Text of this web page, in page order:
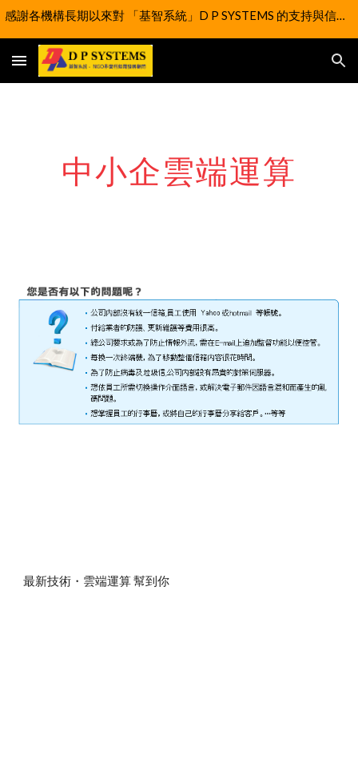
感謝各機構長期以來對 「基智系統」D P SYSTEMS 的支持與信任。我們謹此通知，為實現更大的社會價值，自 2025 年 4 月 1 日 起，「基智系統」D P SYSTEMS 的業務已正式移交至「扶學科技協進會有限公司」改為以社企型式延續營運。
中小企雲端運算
最新技術・雲端運算 幫到你